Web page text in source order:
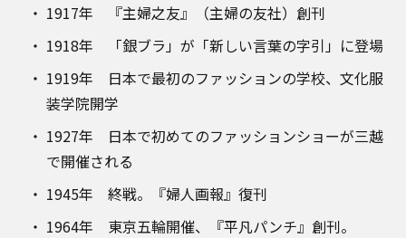
1917年 『主婦之友』（主婦の友社）創刊
1918年 「銀ブラ」が「新しい言葉の字引」に登場
1919年 日本で最初のファッションの学校、文化服
装学院開学
1927年 日本で初めてのファッションショーが三越
で開催される
1945年 終戦。『婦人画報』復刊
1964年 東京五輪開催、『平凡パンチ』創刊。